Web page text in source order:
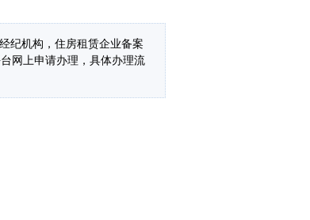
纪机构，住房租赁企业备案
网上申请办理，具体办理流